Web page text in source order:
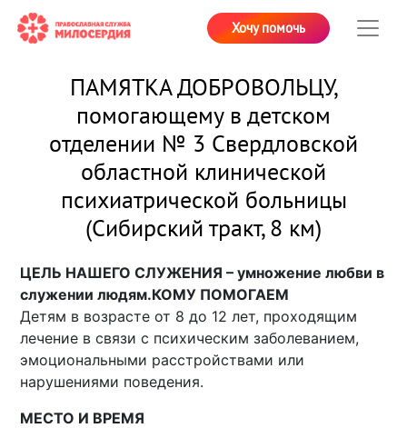
Хочу помочь
ПАМЯТКА ДОБРОВОЛЬЦУ,
помогающему в детском
отделении № 3 Свердловской
областной клинической
психиатрической больницы
(Сибирский тракт, 8 км)
ЦЕЛЬ НАШЕГО СЛУЖЕНИЯ – умножение любви в
служении людям.КОМУ ПОМОГАЕМ
Детям в возрасте от 8 до 12 лет, проходящим
лечение в связи с психическим заболеванием,
эмоциональными расстройствами или
нарушениями поведения.
МЕСТО И ВРЕМЯ